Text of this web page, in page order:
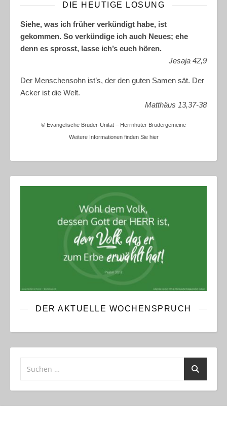
DIE HEUTIGE LOSUNG
Siehe, was ich früher verkündigt habe, ist
gekommen. So verkündige ich auch Neues; ehe
denn es sprosst, lasse ich’s euch hören.
Jesaja 42,9
Der Menschensohn ist’s, der den guten Samen sät. Der
Acker ist die Welt.
Matthäus 13,37-38
© Evangelische Brüder-Unität – Herrnhuter Brüdergemeine
Weitere Informationen finden Sie hier
DER AKTUELLE WOCHENSPRUCH